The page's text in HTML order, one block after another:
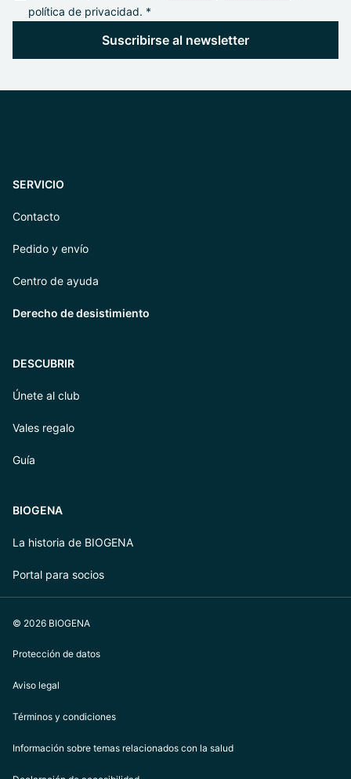
política de privacidad. *
Suscribirse al newsletter
SERVICIO
Contacto
Pedido y envío
Centro de ayuda
Derecho de desistimiento
DESCUBRIR
Únete al club
Vales regalo
Guía
BIOGENA
La historia de BIOGENA
Portal para socios
© 2026 BIOGENA
Protección de datos
Aviso legal
Términos y condiciones
Información sobre temas relacionados con la salud